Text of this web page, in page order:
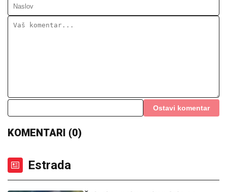
LUKSUZNA ŽURKA NA KROVU HOTELA
Pavlović priredila druženje za 50 fanova, a za jednu
situaciju poručila: "Ne osuđujem, ali to nije moj stil"